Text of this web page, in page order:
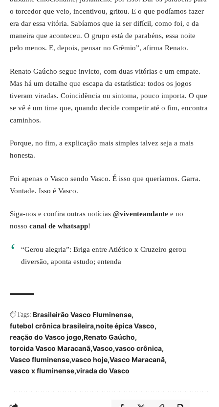
o torcedor que veio, incentivou, gritou. E o que podíamos fazer
era dar essa vitória. Sabíamos que ia ser difícil, como foi, e da
maneira que aconteceu. O grupo está de parabéns, essa noite
pelo menos. E, depois, pensar no Grêmio”, afirma Renato.
Renato Gaúcho segue invicto, com duas vitórias e um empate.
Mas há um detalhe que escapa da estatística: todos os jogos
tiveram viradas. Coincidência ou sintoma, pouco importa. O que
se vê é um time que, quando decide competir até o fim, encontra
caminhos.
Porque, no fim, a explicação mais simples talvez seja a mais
honesta.
Foi apenas o Vasco sendo Vasco. É isso que queríamos. Garra.
Vontade. Isso é Vasco.
Siga-nos e confira outras notícias @viventeandante e no
nosso canal de whatsapp!
“Gerou alegria”: Briga entre Atlético x Cruzeiro gerou
diversão, aponta estudo; entenda
Tags: Brasileirão Vasco Fluminense
futebol crônica brasileira noite épica Vasco
reação do Vasco jogo Renato Gaúcho
torcida Vasco Maracanã Vasco vasco crônica
Vasco fluminense vasco hoje Vasco Maracanã
vasco x fluminense virada do Vasco